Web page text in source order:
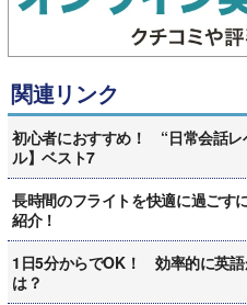
関連リンク
初心者におすすめ！ “日常会話レ
ル】ベスト7
長時間のフライトを快適に過ご
紹介！
1日5分からでOK！ 効率的に英語
は？